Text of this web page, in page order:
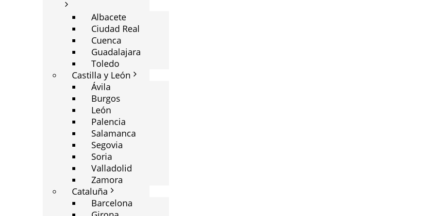
Albacete
Ciudad Real
Cuenca
Guadalajara
Toledo
Castilla y León
Ávila
Burgos
León
Palencia
Salamanca
Segovia
Soria
Valladolid
Zamora
Cataluña
Barcelona